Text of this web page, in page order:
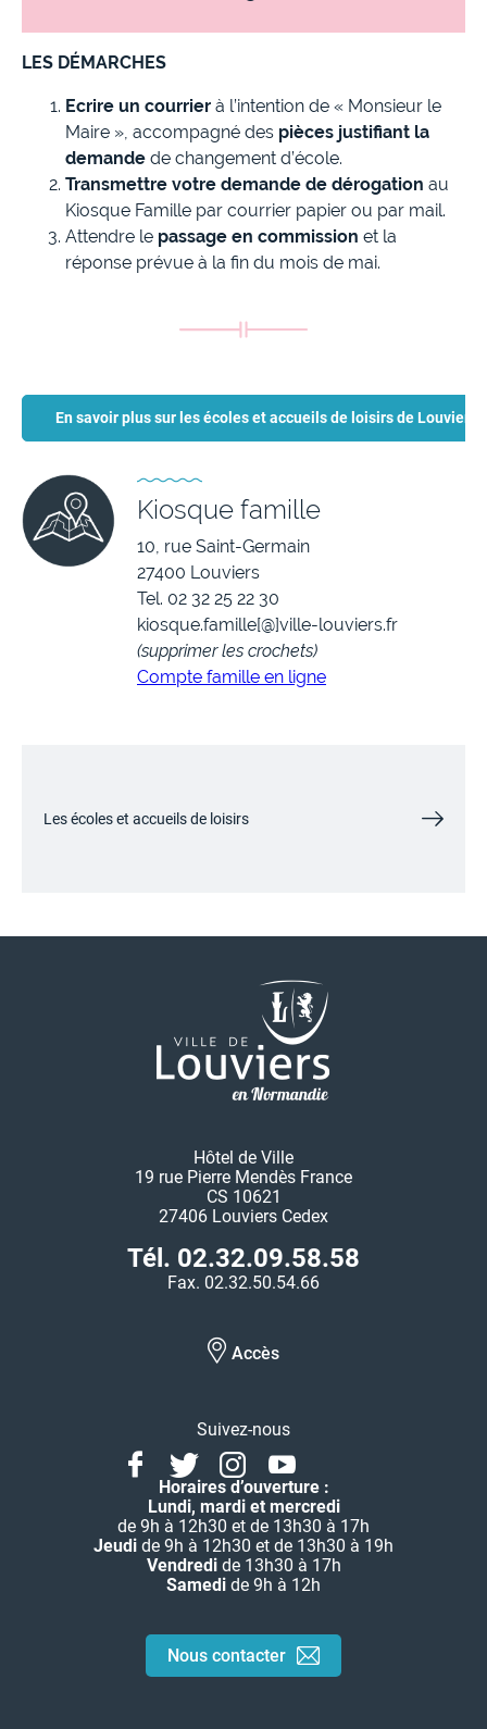
LES DÉMARCHES
Ecrire un courrier à l’intention de « Monsieur le
Maire », accompagné des pièces justifiant la
demande de changement d’école.
Transmettre votre demande de dérogation au
Kiosque Famille par courrier papier ou par mail.
Attendre le passage en commission et la
réponse prévue à la fin du mois de mai.
En savoir plus sur les écoles et accueils de loisirs de Louviers
Kiosque famille
10, rue Saint-Germain
27400 Louviers
Tel. 02 32 25 22 30
kiosque.famille[@]ville-louviers.fr
(supprimer les crochets)
Compte famille en ligne
Les écoles et accueils de loisirs
Hôtel de Ville
19 rue Pierre Mendès France
CS 10621
27406 Louviers Cedex
Tél. 02.32.09.58.58
Fax. 02.32.50.54.66
Accès
Suivez-nous
FacebookTwitterInstagramYoutube
Horaires d’ouverture :
Lundi, mardi et mercredi
de 9h à 12h30 et de 13h30 à 17h
Jeudi de 9h à 12h30 et de 13h30 à 19h
Vendredide 13h30 à 17h
Samedi de 9h à 12h
Nous contacter